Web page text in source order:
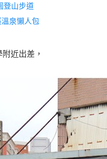
登山步道
泉懶人包
近出差，